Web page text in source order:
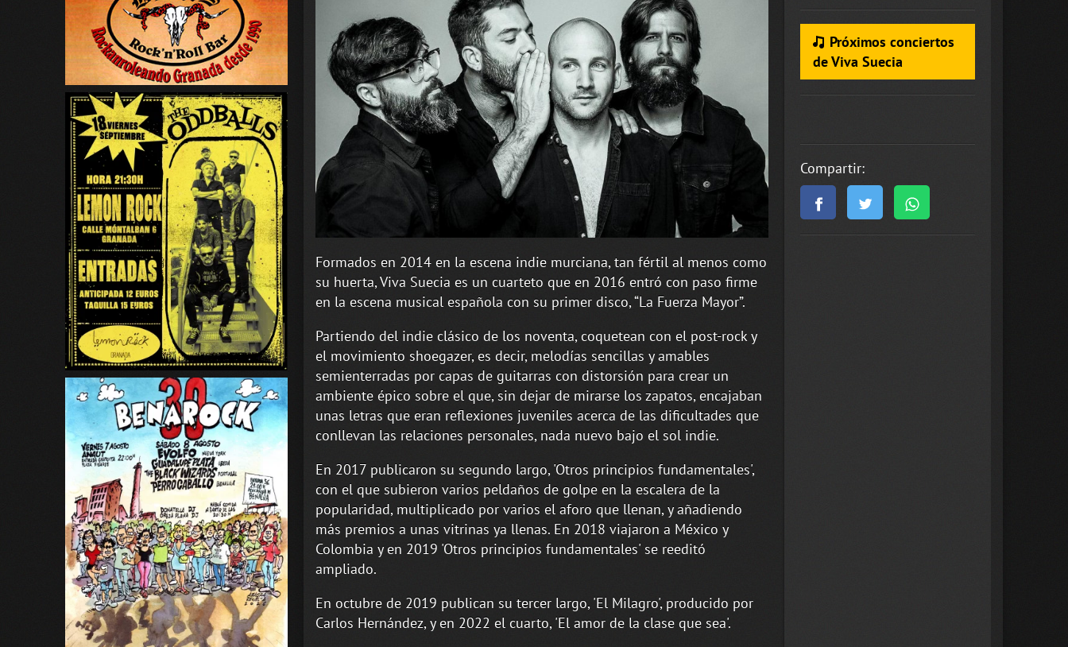
Próximos conciertos
de Viva Suecia
Compartir:
Formados en 2014 en la escena indie murciana, tan fértil al menos como
su huerta, Viva Suecia es un cuarteto que en 2016 entró con paso firme
en la escena musical española con su primer disco, “La Fuerza Mayor”.
Partiendo del indie clásico de los noventa, coquetean con el post-rock y
el movimiento shoegazer, es decir, melodías sencillas y amables
semienterradas por capas de guitarras con distorsión para crear un
ambiente épico sobre el que, sin dejar de mirarse los zapatos, encajaban
unas letras que eran reflexiones juveniles acerca de las dificultades que
conllevan las relaciones personales, nada nuevo bajo el sol indie.
En 2017 publicaron su segundo largo, 'Otros principios fundamentales',
con el que subieron varios peldaños de golpe en la escalera de la
popularidad, multiplicado por varios el aforo que llenan, y añadiendo
más premios a unas vitrinas ya llenas. En 2018 viajaron a México y
Colombia y en 2019 'Otros principios fundamentales' se reeditó
ampliado.
En octubre de 2019 publican su tercer largo, 'El Milagro', producido por
Carlos Hernández, y en 2022 el cuarto, 'El amor de la clase que sea'.